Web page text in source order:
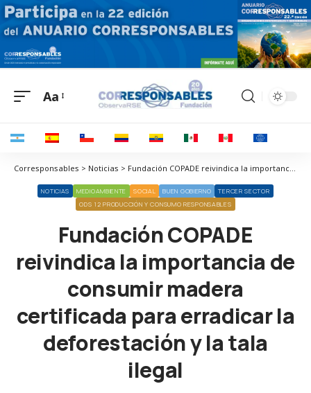
Aa
Corresponsables > Noticias > Fundación COPADE reivindica la importancia de consumir madera certificada para erradicar la deforestación y la tala ilegal
NOTICIAS MEDIOAMBIENTE SOCIAL BUEN GOBIERNO
TERCER SECTOR
ODS 12 PRODUCCIÓN Y CONSUMO RESPONSABLES
Fundación COPADE
reivindica la importancia de
consumir madera
certificada para erradicar la
deforestación y la tala
ilegal